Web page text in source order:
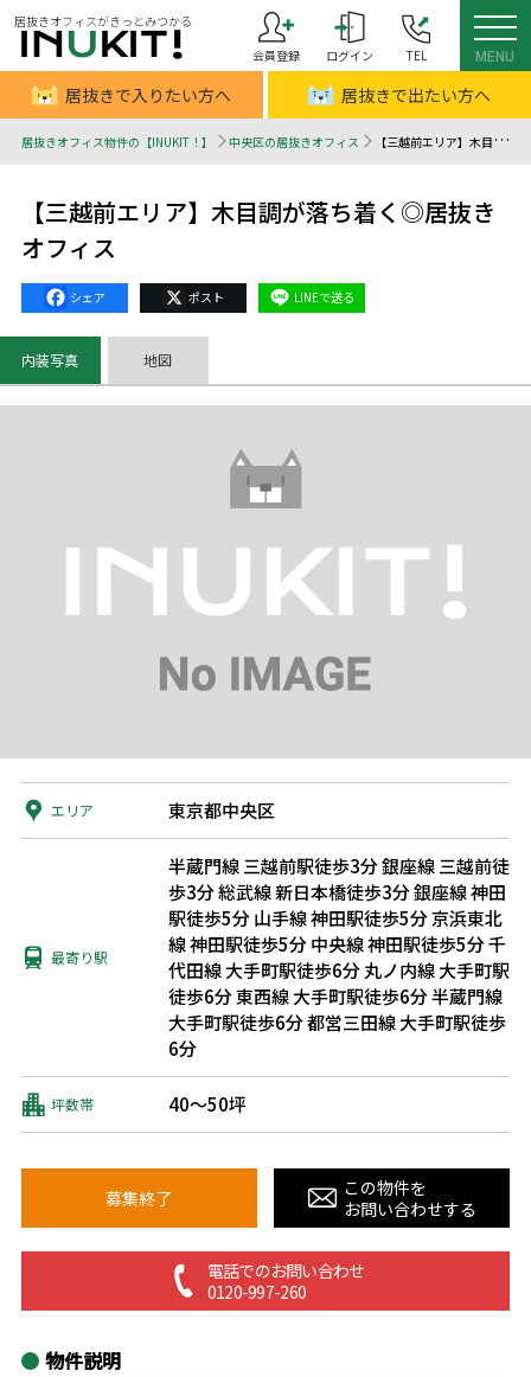
居抜きオフィスがきっとみつかる
会員登録
ログイン TEL MENU
居抜きで入りたい方へ 居抜きで出たい方へ
居抜きオフィス物件の【INUKIT！】 中央区の居抜きオフィス 【三越前エリア】木目調が落ち着く◎居抜きオフィス - 居抜きオフィスはINUKIT！（イヌキット）
【三越前エリア】木目調が落ち着く◎居抜き
オフィス
Facebook
X Line
内装写真 地図
エリア 東京都中央区
最寄り駅
半蔵門線 三越前駅徒歩3分銀座線 三越前徒
歩3分総武線 新日本橋徒歩3分銀座線 神田
駅徒歩5分山手線 神田駅徒歩5分京浜東北
線 神田駅徒歩5分中央線 神田駅徒歩5分千
代田線 大手町駅徒歩6分丸ノ内線 大手町駅
徒歩6分東西線 大手町駅徒歩6分半蔵門線
大手町駅徒歩6分都営三田線 大手町駅徒歩
6分
坪数帯 40～50坪
募集終了
この物件を
お問い合わせする
電話でのお問い合わせ
0120-997-260
物件説明